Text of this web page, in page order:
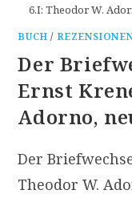
6.I: Theodor W.
BUCH /
Der
Ernst
Adorno,
Der
Theodor W.